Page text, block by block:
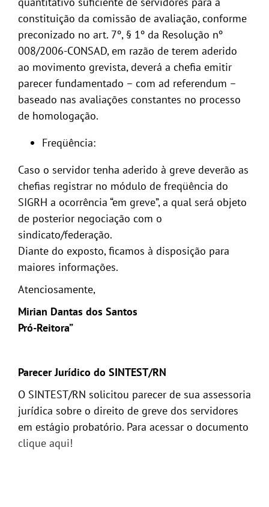
constituição da comissão de avaliação, conforme
preconizado no art. 7º, § 1º da Resolução nº
008/2006-CONSAD, em razão de terem aderido
ao movimento grevista, deverá a chefia emitir
parecer fundamentado – com ad referendum –
baseado nas avaliações constantes no processo
de homologação.
Freqüência:
Caso o servidor tenha aderido à greve deverão as
chefias registrar no módulo de freqüência do
SIGRH a ocorrência “em greve”, a qual será objeto
de posterior negociação com o
sindicato/federação.
Diante do exposto, ficamos à disposição para
maiores informações.
Atenciosamente,
Mirian Dantas dos Santos
Pró-Reitora”
Parecer Jurídico do SINTEST/RN
O SINTEST/RN solicitou parecer de sua assessoria
jurídica sobre o direito de greve dos servidores
em estágio probatório. Para acessar o documento
clique aqui!